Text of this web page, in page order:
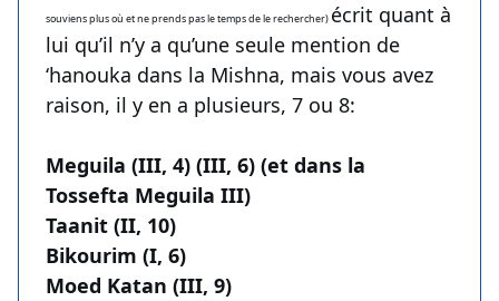
souviens plus où et ne prends pas le temps de le rechercher) écrit quant à
lui qu’il n’y a qu’une seule mention de
‘hanouka dans la Mishna, mais vous avez
raison, il y en a plusieurs, 7 ou 8:
Meguila (III, 4) (III, 6) (et dans la
Tossefta Meguila III)
Taanit (II, 10)
Bikourim (I, 6)
Moed Katan (III, 9)